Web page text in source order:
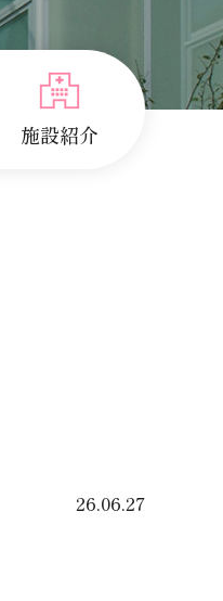
施設紹介
26.06.27